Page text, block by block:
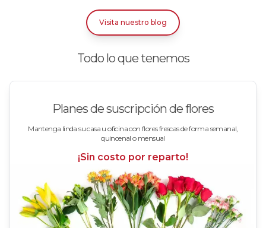
Visita nuestro blog
Todo lo que tenemos
Planes de suscripción de flores
Mantenga linda su casa u oficina con flores frescas de forma semanal,
quincenal o mensual
¡Sin costo por reparto!
Rosas Bicolor Blancas-Rojas
Rosas Blancas
Rosas Damasco
Rosas en floreros
Rosas Fucsia
Rosas Rojas
Rosas Rosadas